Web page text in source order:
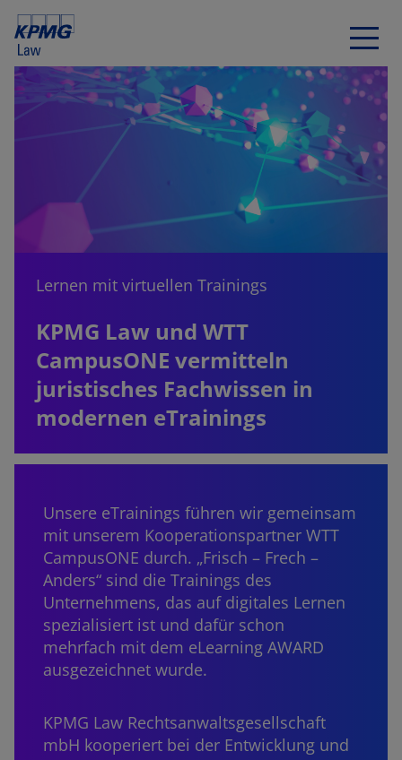
Lernen mit virtuellen Trainings
KPMG Law und WTT
CampusONE vermitteln
juristisches Fachwissen in
modernen eTrainings
Unsere eTrainings führen wir gemeinsam
mit unserem Kooperationspartner WTT
CampusONE durch. „Frisch – Frech –
Anders“ sind die Trainings des
Unternehmens, das auf digitales Lernen
spezialisiert ist und dafür schon
mehrfach mit dem eLearning AWARD
ausgezeichnet wurde.
KPMG Law Rechtsanwaltsgesellschaft
mbH kooperiert bei der Entwicklung und